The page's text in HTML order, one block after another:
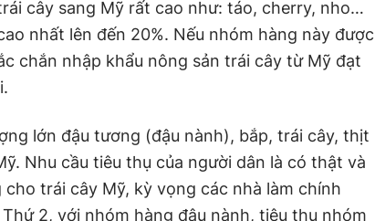
cây sang Mỹ rất cao như: táo, cherry, nho…
nhất lên đến 20%. Nếu nhóm hàng này được
chắn nhập khẩu nông sản trái cây từ Mỹ đạt
lớn đậu tương (đậu nành), bắp, trái cây, thịt
Nhu cầu tiêu thụ của người dân là có thật và
trái cây Mỹ, kỳ vọng các nhà làm chính
2, với nhóm hàng đậu nành, tiêu thụ nhóm